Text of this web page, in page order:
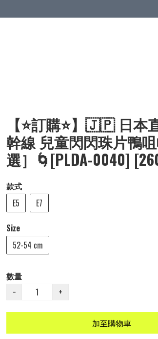
【⭐訂購⭐】🇯🇵 日本
幹線 兒童閃閃珠片鴨
選］🌀[PLDA-0040]
款式
E5
E7
Size
52-54 cm
數量
−
+
加至購物車